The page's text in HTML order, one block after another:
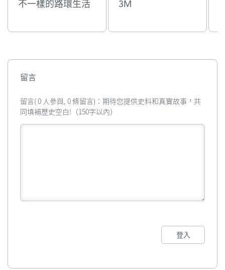
不一樣的路環生活 3M
留言
留言( 0 人參與, 0 條留言)：期待您提供史料和真實故事，共
同填補歷史空白!（150字以內）
登入